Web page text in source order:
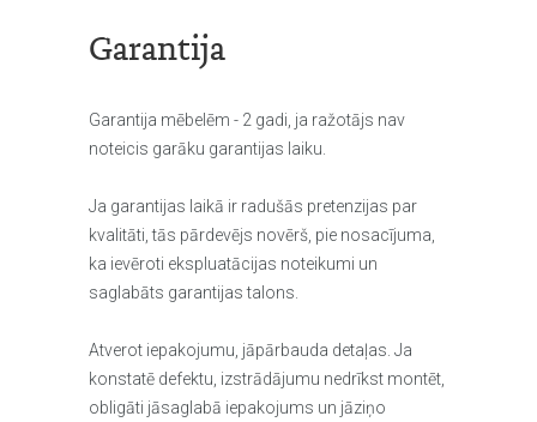
Garantija
Garantija mēbelēm - 2 gadi, ja ražotājs nav
noteicis garāku garantijas laiku.
Ja garantijas laikā ir radušās pretenzijas par
kvalitāti, tās pārdevējs novērš, pie nosacījuma,
ka ievēroti ekspluatācijas noteikumi un
saglabāts garantijas talons.
Atverot iepakojumu, jāpārbauda detaļas. Ja
konstatē defektu, izstrādājumu nedrīkst montēt,
obligāti jāsaglabā iepakojums un jāziņo